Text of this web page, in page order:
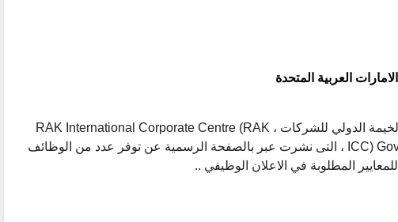
العربية المتحدة
ننشر اعلان عن وظائف مركز رأس الخيمة الدولي للشركات ، RAK International Corporate Centre (RAK
ICC) jobs ، التى نشرت عبر بالصفحة الرسمية عن توفر عدد من الوظائف
المطلوبة في الاعلان الوظيفي ..